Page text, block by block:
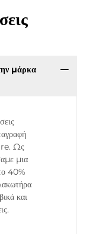
μάρκα
Ως
μια
40%
και